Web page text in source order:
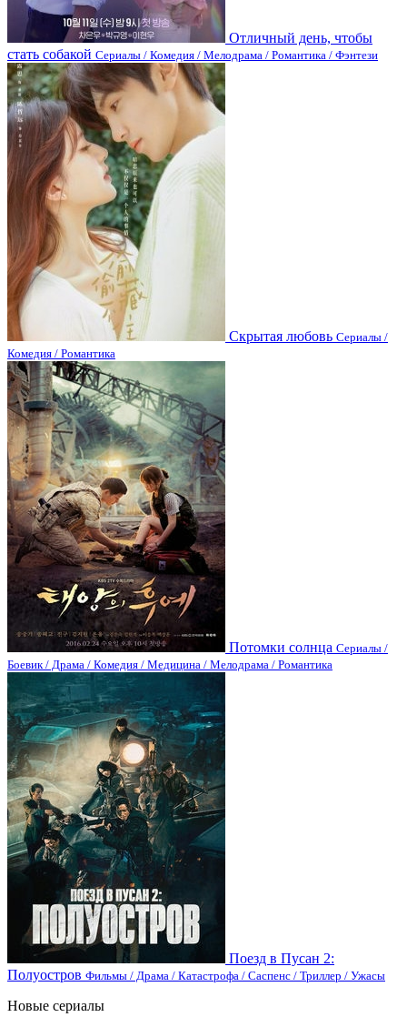
Отличный день, чтобы
стать собакой Сериалы / Комедия / Мелодрама / Романтика / Фэнтези
Скрытая любовь Сериалы /
Комедия / Романтика
Потомки солнца Сериалы /
Боевик / Драма / Комедия / Медицина / Мелодрама / Романтика
Поезд в Пусан 2:
Полуостров Фильмы / Драма / Катастрофа / Саспенс / Триллер / Ужасы
Новые сериалы